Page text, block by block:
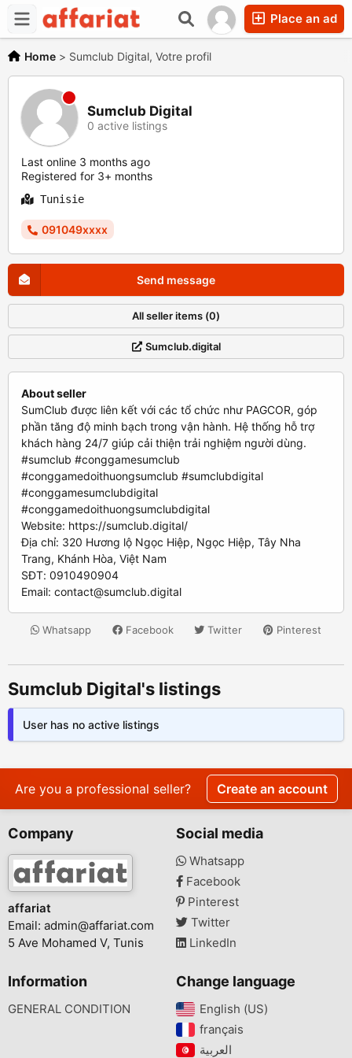
Place an ad
Home > Sumclub Digital, Votre profil
Sumclub Digital
0 active listings
Last online 3 months ago
Registered for 3+ months
Tunisie
091049xxxx
Send message
All seller items (0)
Sumclub.digital
About seller
SumClub được liên kết với các tổ chức như PAGCOR, góp
phần tăng độ minh bạch trong vận hành. Hệ thống hỗ trợ
khách hàng 24/7 giúp cải thiện trải nghiệm người dùng.
#sumclub #conggamesumclub
#conggamedoithuongsumclub #sumclubdigital
#conggamesumclubdigital
#conggamedoithuongsumclubdigital
Website: https://sumclub.digital/
Địa chỉ: 320 Hương lộ Ngọc Hiệp, Ngọc Hiệp, Tây Nha
Trang, Khánh Hòa, Việt Nam
SĐT: 0910490904
Email: contact@sumclub.digital
Whatsapp Facebook Twitter Pinterest
Sumclub Digital's listings
User has no active listings
Are you a professional seller? Create an account
Company
affariat
Email: admin@affariat.com
5 Ave Mohamed V, Tunis
Social media
Whatsapp
Facebook
Pinterest
Twitter
LinkedIn
Information
GENERAL CONDITION
Change language
English (US)‎
français‎